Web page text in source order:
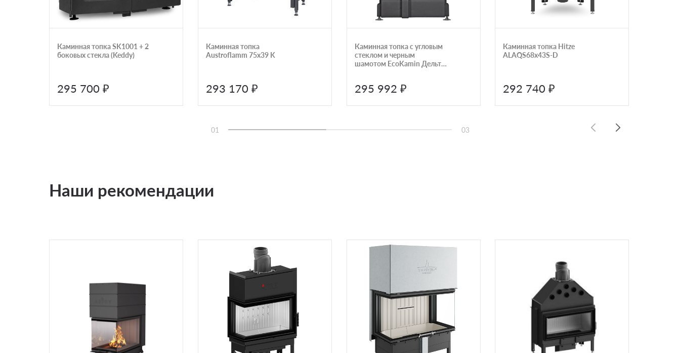
Каминная топка SK1001 + 2
боковых стекла (Keddy)
295 700 ₽
Каминная топка
Austroflamm 75x39 K
293 170 ₽
Каминная топка с угловым
стеклом и черным
шамотом EcoKamin Дельта
295 992 ₽
Каминная топка Hitze
ALAQS68x43S-D
292 740 ₽
01 03
Наши рекомендации